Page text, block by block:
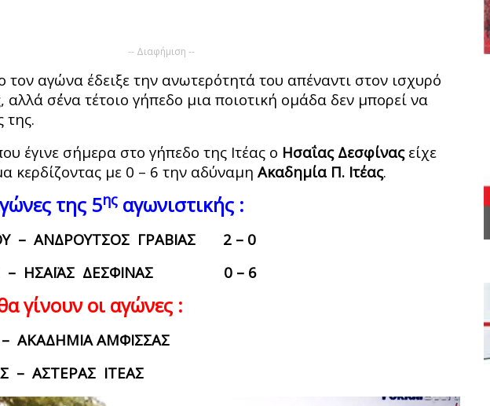
-- Διαφήμιση --
αγώνα έδειξε την ανωτερότητά του απέναντι στον ισχυρό
σ΄ένα τέτοιο γήπεδο μια ποιοτική ομάδα δεν μπορεί να
της.
έγινε σήμερα στο γήπεδο της Ιτέας ο Ησαΐας Δεσφίναςείχε
κερδίζοντας με 0 – 6 την αδύναμη Ακαδημία Π. Ιτέας.
της 5ης αγωνιστικής :
– ΑΝΔΡΟΥΤΣΟΣ ΓΡΑΒΙΑΣ 2 – 0
– ΗΣΑΪΑΣ ΔΕΣΦΙΝΑΣ 0 – 6
γίνουν οι αγώνες :
ΑΚΑΔΗΜΙΑ ΑΜΦΙΣΣΑΣ
– ΑΣΤΕΡΑΣ ΙΤΕΑΣ